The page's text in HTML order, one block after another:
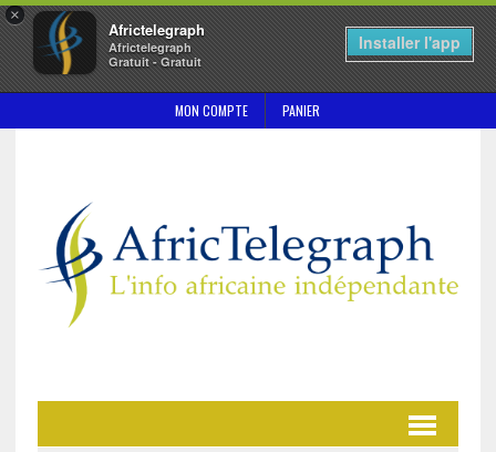
×
Africtelegraph
Africtelegraph
Gratuit - Gratuit
Installer l'app
MON COMPTE PANIER